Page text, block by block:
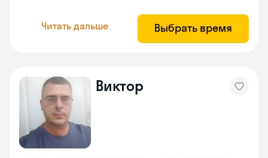
Читать дальше Выбрать время
Виктор